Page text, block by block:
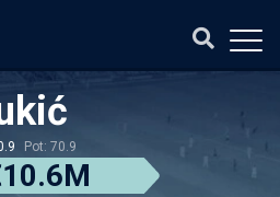
Pot: 70.9